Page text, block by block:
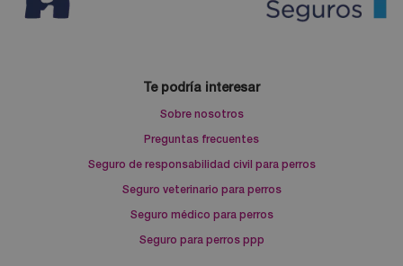
Te podría interesar
Sobre nosotros
Preguntas frecuentes
Seguro de responsabilidad civil para perros
Seguro veterinario para perros
Seguro médico para perros
Seguro para perros ppp